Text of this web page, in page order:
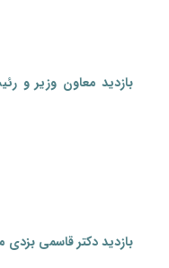
بازدید معاون وزیر و
بازدید دکتر قاسمی بزدی